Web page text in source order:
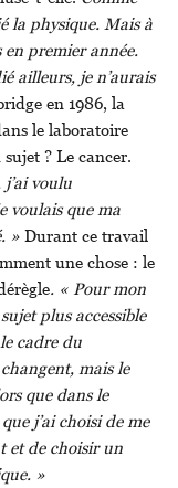
la physique. Mais à
premier année.
ailleurs, je n’aurais
en 1986, la
le laboratoire
? Le cancer.
voulu
voulais que ma
»Durant ce travail
une chose : le
. « Pour mon
plus accessible
cadre du
mais le
que dans le
j’ai choisi de me
et de choisir un
»